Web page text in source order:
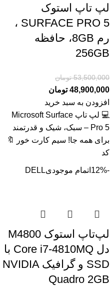
لپ تاپ استوک
SURFACE PRO 5 ،
رم 8GB، حافظه
256GB
53,500,000 تومان
48,900,000 تومان
افزودن به سبد خرید
💻 لپ تاپ Microsoft Surface
Pro 5 – سبک، شیک و قدرتمند
برای همه جا! سیم کارت خور 🔖
کد
-12% اتمام موجودیDELL
لپ‌تاپ استوک M4800
دل Core i7-4810MQ با
SSD و گرافیک NVIDIA
Quadro 2GB